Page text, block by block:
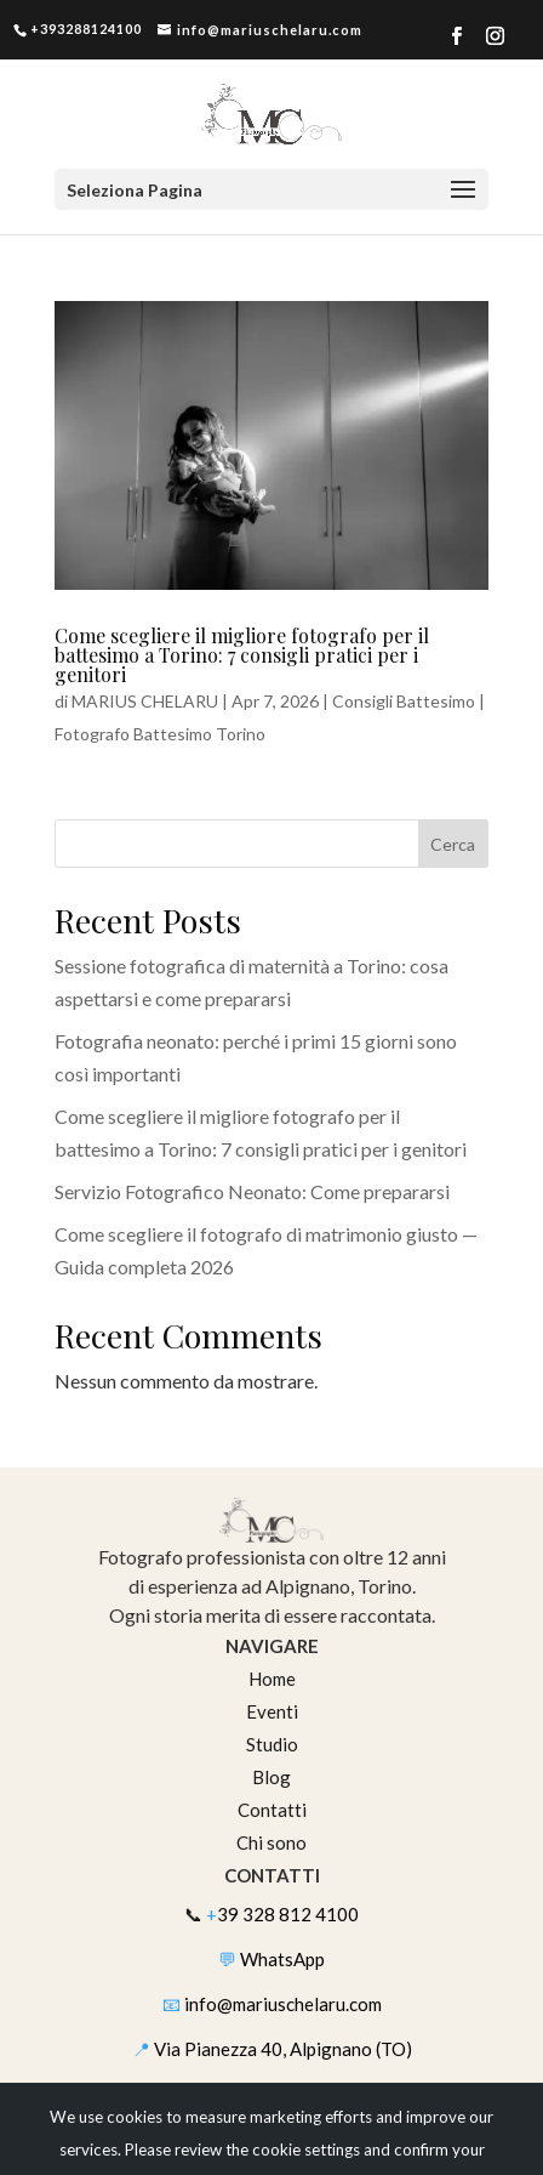
+393288124100 info@mariuschelaru.com
Seleziona Pagina
Come scegliere il migliore fotografo per il
battesimo a Torino: 7 consigli pratici per i
genitori
diMARIUS CHELARU | Apr 7, 2026| Consigli Battesimo |
Fotografo Battesimo Torino
Cerca
Recent Posts
Sessione fotografica di maternità a Torino: cosa
aspettarsi e come prepararsi
Fotografia neonato: perché i primi 15 giorni sono
così importanti
Come scegliere il migliore fotografo per il
battesimo a Torino: 7 consigli pratici per i genitori
Servizio Fotografico Neonato: Come prepararsi
Come scegliere il fotografo di matrimonio giusto —
Guida completa 2026
Recent Comments
Nessun commento da mostrare.
Fotografo professionista con oltre 12 anni
di esperienza ad Alpignano, Torino.
Ogni storia merita di essere raccontata.
NAVIGARE
Home
Eventi
Studio
Blog
Contatti
Chi sono
CONTATTI
📞 +39 328 812 4100
💬 WhatsApp
📧 info@mariuschelaru.com
📍 Via Pianezza 40, Alpignano (TO)
SEGUIMI
We use cookies to measure marketing efforts and improve our
services. Please review the cookie settings and confirm your